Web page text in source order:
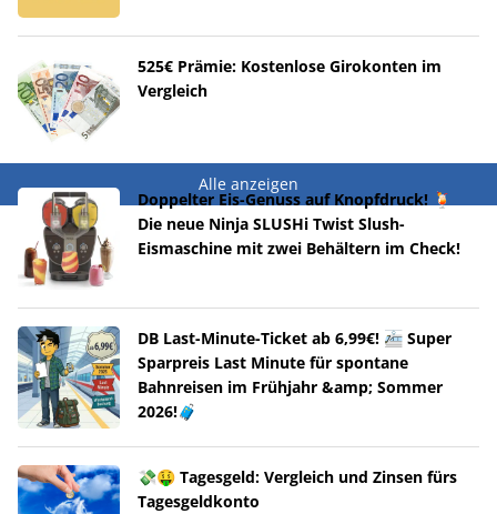
525€ Prämie: Kostenlose Girokonten im
Vergleich
Alle anzeigen
Doppelter Eis-Genuss auf Knopfdruck! 🍹
Die neue Ninja SLUSHi Twist Slush-
Eismaschine mit zwei Behältern im Check!
DB Last-Minute-Ticket ab 6,99€! 🚈 Super
Sparpreis Last Minute für spontane
Bahnreisen im Frühjahr &amp; Sommer
2026!🧳
💸🤑 Tagesgeld: Vergleich und Zinsen fürs
Tagesgeldkonto